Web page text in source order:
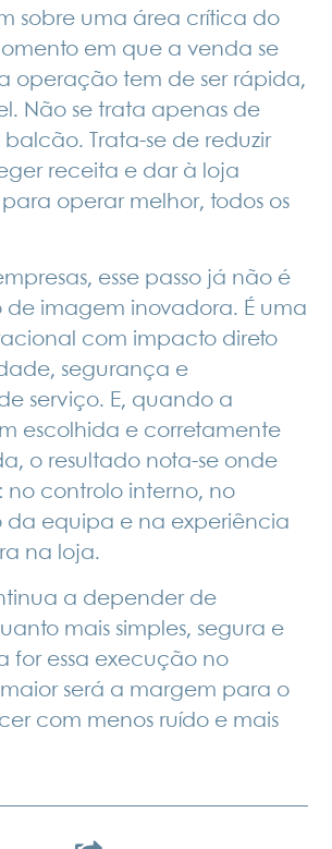
sobre uma área crítica do
em que a venda se
operação tem de ser rápida,
Não se trata apenas de
Trata‑se de reduzir
receita e dar à loja
operar melhor, todos os
esse passo já não é
de imagem inovadora. É uma
com impacto direto
segurança e
serviço. E, quando a
escolhida e corretamente
o resultado nota‑se onde
no controlo interno, no
da equipa e na experiência
na loja.
a depender de
mais simples, segura e
for essa execução no
será a margem para o
com menos ruído e mais